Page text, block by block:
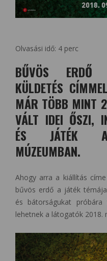
Olvasási idő: 4 perc
BŰVÖS ERDŐ
KÜLDETÉS
MÁR TÖBB MINT
VÁLT IDEI ŐSZI,
ÉS JÁTÉK A
MÚZEUMBAN.
Ahogy arra a kiállítás
bűvös erdő a játék
és bátorságukat próbára
lehetnek a látogatók 2018.